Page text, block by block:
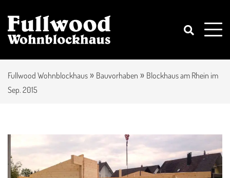
Fullwood Wohnblockhaus » Bauvorhaben » Blockhaus am Rhein im
Sep. 2015